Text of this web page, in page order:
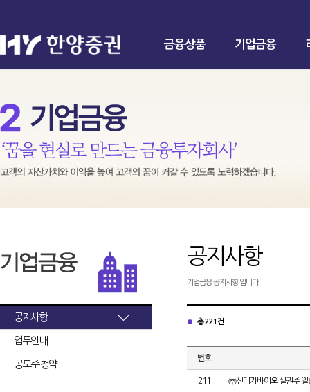
금융상품 기업금융
공지사항
업무안내
공모주 청약
공지사항
기업금융 공지사항 입니다.
총 221건
번호
211 ㈜신테카바이오 실권주 일